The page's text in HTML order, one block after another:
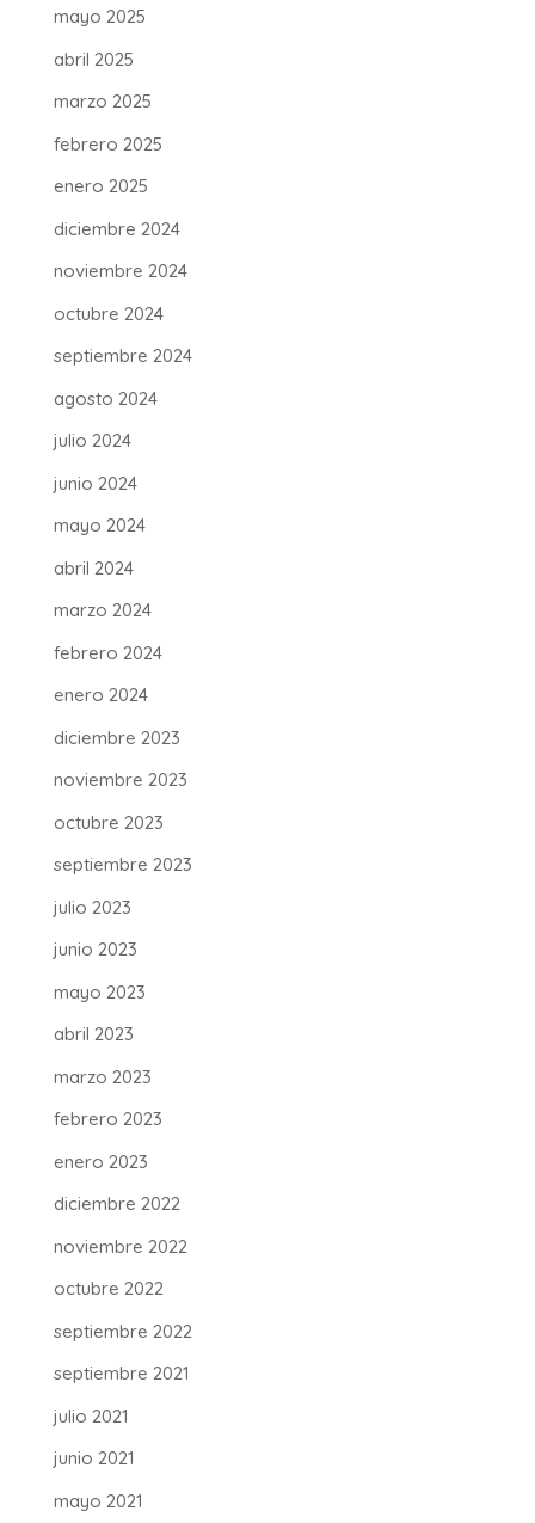
mayo 2025
abril 2025
marzo 2025
febrero 2025
enero 2025
diciembre 2024
noviembre 2024
octubre 2024
septiembre 2024
agosto 2024
julio 2024
junio 2024
mayo 2024
abril 2024
marzo 2024
febrero 2024
enero 2024
diciembre 2023
noviembre 2023
octubre 2023
septiembre 2023
julio 2023
junio 2023
mayo 2023
abril 2023
marzo 2023
febrero 2023
enero 2023
diciembre 2022
noviembre 2022
octubre 2022
septiembre 2022
septiembre 2021
julio 2021
junio 2021
mayo 2021